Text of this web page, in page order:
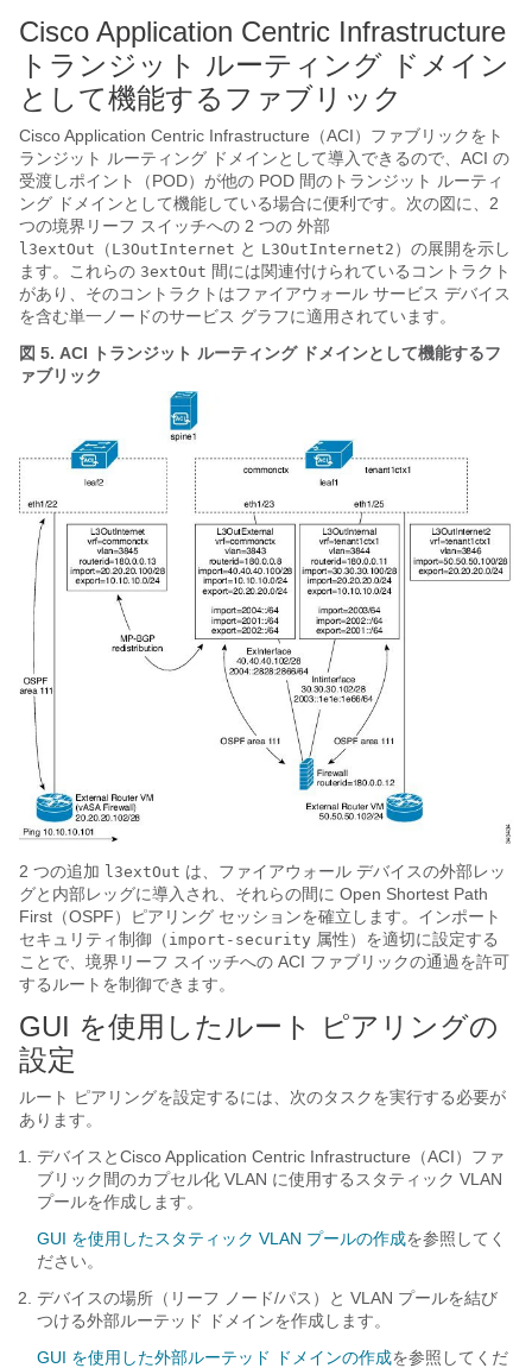
Cisco Application Centric Infrastructure
トランジット ルーティング ドメイン
として機能するファブリック
Cisco Application Centric Infrastructure （ACI）ファブリックをト
ランジット ルーティング ドメインとして導入できるので、 ACI の
受渡しポイント（POD）が他の POD 間のトランジット ルーティ
ング ドメインとして機能している場合に便利です。次の図に、2
つの境界リーフ スイッチへの 2 つの 外部
l3extOut （ L3OutInternet と L3OutInternet2 ）の展開を示し
ます。これらの 3extOut 間には関連付けられているコントラクト
があり、そのコントラクトはファイアウォール サービス デバイス
を含む単一ノードのサービス グラフに適用されています。
図 5. ACI トランジット ルーティング ドメインとして機能するフ
ァブリック
2 つの追加 l3extOut は、ファイアウォール デバイスの外部レッ
グと内部レッグに導入され、それらの間に Open Shortest Path
First（OSPF）ピアリング セッションを確立します。インポート
セキュリティ制御（ import-security 属性）を適切に設定する
ことで、境界リーフ スイッチへの ACI ファブリックの通過を許可
するルートを制御できます。
GUI を使用したルート ピアリングの
設定
ルート ピアリングを設定するには、次のタスクを実行する必要が
あります。
デバイスとCisco Application Centric Infrastructure （ACI）ファ
ブリック間のカプセル化 VLAN に使用するスタティック VLAN
プールを作成します。
GUI を使用したスタティック VLAN プールの作成を参照してく
ださい。
デバイスの場所（リーフ ノード/パス）と VLAN プールを結び
つける外部ルーテッド ドメインを作成します。
GUI を使用した外部ルーテッド ドメインの作成を参照してくだ